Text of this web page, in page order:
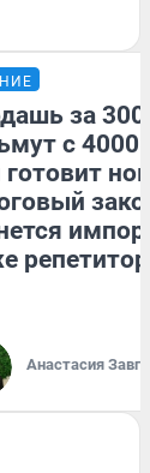
за
с
готовит
Анастасия